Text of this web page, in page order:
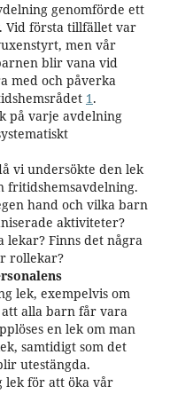
genomförde ett
Vid första tillfället var
men vår
blir vana vid
med och påverka
1.
på varje avdelning
vi undersökte den lek
fritidshemsavdelning.
hand och vilka barn
aktiviteter?
lekar? Finns det några
rollekar?
lek, exempelvis om
att alla barn får vara
en lek om man
samtidigt som det
utestängda.
för att öka vår